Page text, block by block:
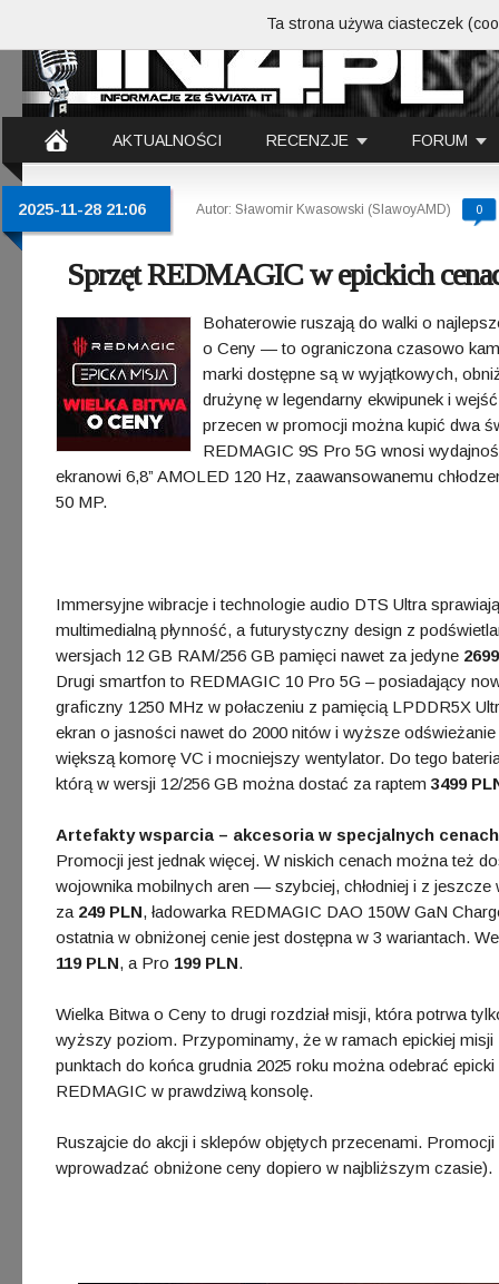
AKTUALNOŚCI RECENZJE FORUM
2025-11-28 21:06 Autor: Sławomir Kwasowski (SlawoyAMD) 0
Sprzęt REDMAGIC w epickich
Bohaterowie ruszają do walki o
o Ceny — to ograniczona czasowo
marki dostępne są w wyjątkowych,
drużynę w legendarny ekwipunek i
przecen w promocji można kupić dwa
REDMAGIC 9S Pro 5G wnosi
ekranowi 6,8” AMOLED 120 Hz, zaawansowanemu
50 MP.
Immersyjne wibracje i technologie audio DTS Ultra
multimedialną płynność, a futurystyczny design z
wersjach 12 GB RAM/256 GB pamięci nawet za jedyne
Drugi smartfon to REDMAGIC 10 Pro 5G – posiadający
graficzny 1250 MHz w połaczeniu z pamięcią LPDDR5X
ekran o jasności nawet do 2000 nitów i wyższe
większą komorę VC i mocniejszy wentylator. Do tego
którą w wersji 12/256 GB można dostać za raptem 3499
Artefakty wsparcia – akcesoria w specjalnych cenach
Promocji jest jednak więcej. W niskich cenach można też
wojownika mobilnych aren — szybciej, chłodniej i z
za 249 PLN, ładowarka REDMAGIC DAO 150W GaN
ostatnia w obniżonej cenie jest dostępna w 3 wariantach.
119 PLN, a Pro 199 PLN.
Wielka Bitwa o Ceny to drugi rozdział misji, która potrwa
wyższy poziom. Przypominamy, że w ramach epickiej
punktach do końca grudnia 2025 roku można odebrać
REDMAGIC w prawdziwą konsolę.
Ruszajcie do akcji i sklepów objętych przecenami.
wprowadzać obniżone ceny dopiero w najbliższym czasie).
Ta strona używa ciasteczek